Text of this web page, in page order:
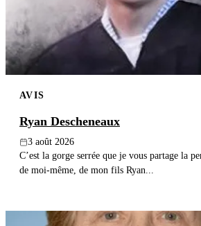
AVIS
Ryan Descheneaux
3 août 2026
C’est la gorge serrée que je vous partage la
de moi-même, de mon fils Ryan...